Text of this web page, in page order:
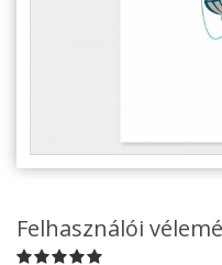
Névnapi ajándékok
Foglalkozás szerint
Felhasználói